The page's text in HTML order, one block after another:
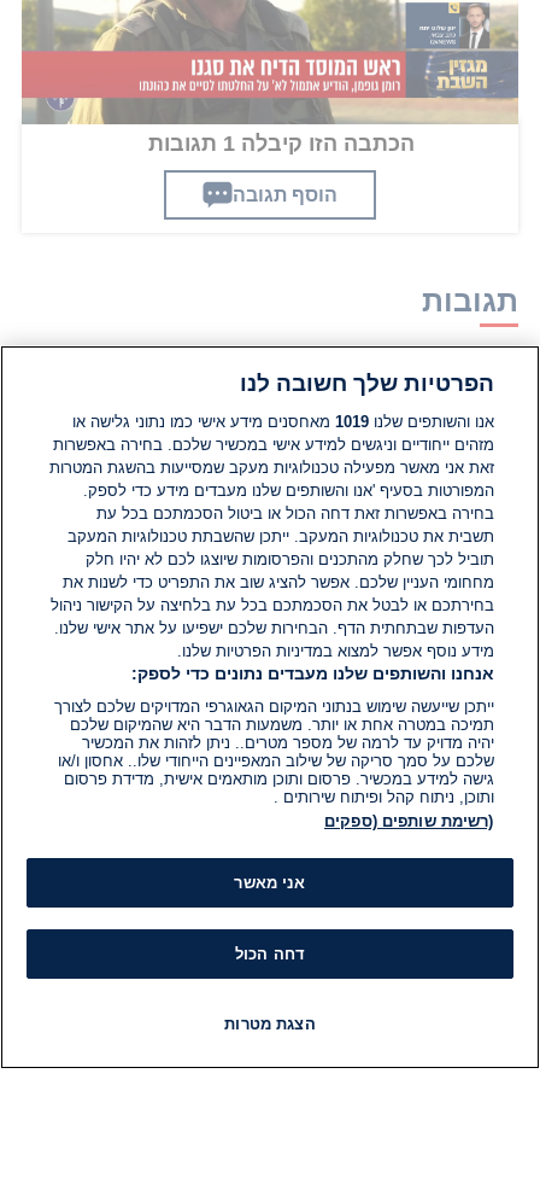
הכתבה הזו קיבלה 1 תגובות
הוסף תגובה
תגובות
הוסף תגובה
יואל הנביא
10 ביולי 2026
יפה!, כך יש לנהוג, עם חתרנים..!
הגב 0
0
הפרטיות שלך חשובה לנו
אנו והשותפים שלנו1019 מאחסנים מידע אישי כמו נתוני גלישה או
מזהים ייחודיים וניגשים למידע אישי במכשיר שלכם. בחירה באפשרות
זאת אני מאשר מפעילה טכנולוגיות מעקב שמסייעות בהשגת המטרות
המפורטות בסעיף 'אנו והשותפים שלנו מעבדים מידע כדי לספק.
בחירה באפשרות זאת דחה הכול או ביטול הסכמתכם בכל עת
תשבית את טכנולוגיות המעקב. ייתכן שהשבתת טכנולוגיות המעקב
תוביל לכך שחלק מהתכנים והפרסומות שיוצגו לכם לא יהיו חלק
מחחומי העניין שלכם. אפשר להציג שוב את התפריט כדי לשנות את
בחירתכם או לבטל את הסכמתכם בכל עת בלחיצה על הקישור ניהול
העדפות שבתחתית הדף. הבחירות שלכם ישפיעו על אתר אישי שלנו.
מידע נוסף אפשר למצוא במדיניות הפרטיות שלנו.
אנחנו והשותפים שלנו מעבדים נתונים כדי לספק:
ייתכן שייעשה שימוש בנתוני המיקום הגאוגרפי המדויקים שלכם לצורך
תמיכה במטרה אחת או יותר. משמעות הדבר היא שהמיקום שלכם
יהיה מדויק עד לרמה של מספר מטרים.. ניתן לזהות את המכשיר
שלכם על סמך סריקה של שילוב המאפיינים הייחודי שלו.. אחסון ו/או
גישה למידע במכשיר. פרסום ותוכן מותאמים אישית, מדידת פרסום
ותוכן, ניתוח קהל ופיתוח שירותים .
(רשימת שותפים (ספקים
אני מאשר
דחה הכול
הצגת מטרות